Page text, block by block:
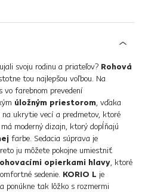
svoju rodinu a priateľov? Rohová
tou najlepšou voľbou. Na
vo farebnom prevedení
úložným priestorom, vďaka
ukrytie vecí a predmetov, ktoré
moderný dizajn, ktorý dopĺňajú
farbe. Sedacia súprava je
ju môžete pokojne umiestniť
opierkami hlavy, ktoré
sedenie. KORIO L je
a ponúkne tak lôžko s rozmermi